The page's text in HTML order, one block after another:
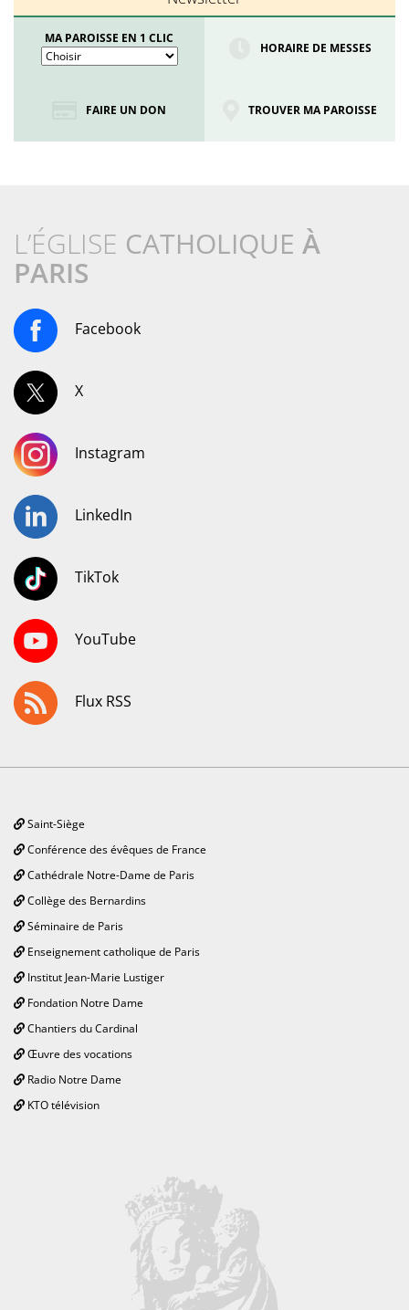
MA PAROISSE EN 1 CLIC
HORAIRE DE MESSES
FAIRE UN DON TROUVER MA PAROISSE
L’ÉGLISE CATHOLIQUE À
PARIS
Facebook
X
Instagram
LinkedIn
TikTok
YouTube
Flux RSS
Saint-Siège
Conférence des évêques de France
Cathédrale Notre-Dame de Paris
Collège des Bernardins
Séminaire de Paris
Enseignement catholique de Paris
Institut Jean-Marie Lustiger
Fondation Notre Dame
Chantiers du Cardinal
Œuvre des vocations
Radio Notre Dame
KTO télévision